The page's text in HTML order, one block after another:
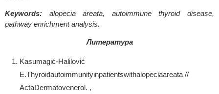
Keywords: аlopecia areata, аutoimmune thyroid disease,
pathway enrichment analysis.
Литература
Kasumagić-Halilović
E.Thyroidautoimmunityinpatientswithalopeciaareata //
ActaDermatovenerol. ,